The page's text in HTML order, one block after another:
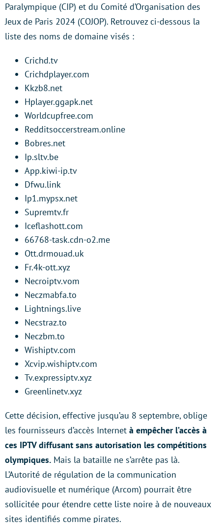
Paralympique (CIP) et du Comité d’Organisation des
Jeux de Paris 2024 (COJOP). Retrouvez ci-dessous la
liste des noms de domaine visés :
Crichd.tv
Crichdplayer.com
Kkzb8.net
Hplayer.ggapk.net
Worldcupfree.com
Redditsoccerstream.online
Bobres.net
Ip.sltv.be
App.kiwi-ip.tv
Dfwu.link
Ip1.mypsx.net
Supremtv.fr
Iceflashott.com
66768-task.cdn-o2.me
Ott.drmouad.uk
Fr.4k-ott.xyz
Necroiptv.vom
Neczmabfa.to
Lightnings.live
Necstraz.to
Neczbm.to
Wishiptv.com
Xcvip.wishiptv.com
Tv.expressiptv.xyz
Greenlinetv.xyz
Cette décision, effective jusqu’au 8 septembre, oblige
les fournisseurs d’accès Internet à empêcher l’accès à
ces IPTV diffusant sans autorisation les compétitions
olympiques. Mais la bataille ne s’arrête pas là.
L’Autorité de régulation de la communication
audiovisuelle et numérique (Arcom) pourrait être
sollicitée pour étendre cette liste noire à de nouveaux
sites identifiés comme pirates.